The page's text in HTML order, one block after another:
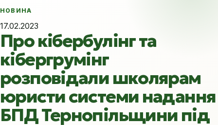
НОВИНА
17.02.2023
Про кібербулінг та
кібергрумінг
розповідали школярам
юристи системи надання
БПД Тернопільщини під